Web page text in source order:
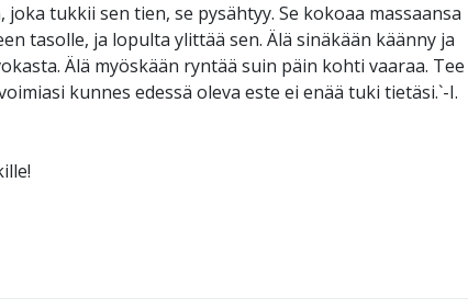
tukkii sen tien, se pysähtyy. Se kokoaa massaansa
tasolle, ja lopulta ylittää sen. Älä sinäkään käänny ja
Älä myöskään ryntää suin päin kohti vaaraa. Tee
kunnes edessä oleva este ei enää tuki tietäsi.`-I.